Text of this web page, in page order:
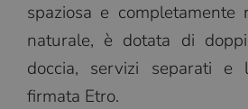
spaziosa e completamente
naturale, è dotata di
doccia, servizi separati e
firmata Etro.